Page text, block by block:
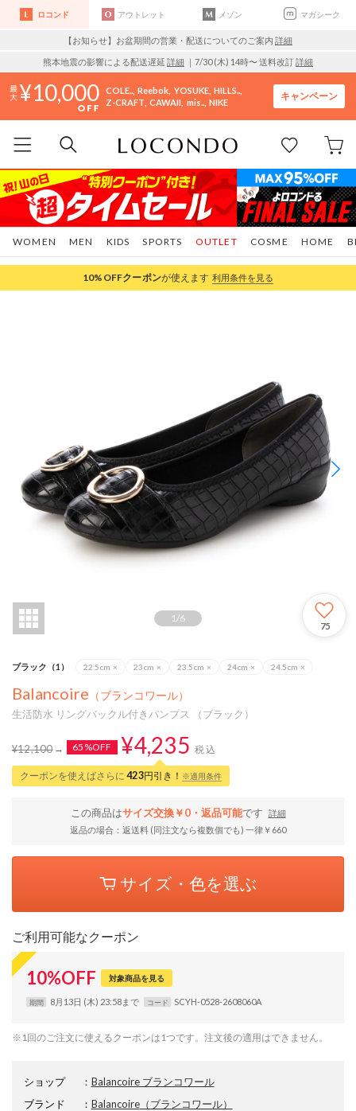
ロコンド アウトレット メゾン マガシーク
【お知らせ】お盆期間の営業・配送についてのご案内 詳細
熊本地震の影響による配送遅延 詳細 ｜7/30 (木) 14時〜 送料改訂詳細
10,000 COLE.. Reebok YOSUKE HILLS..
Z-CRAFT CAWAII mis.. NIKE
キャンペーン
WOMEN MEN KIDS SPORTS COSME HOME
OUTLET
10%OFFクーポンが使えます 利用条件を見る
1 /6
75
ブラック（1） 22.5cm × 23cm × 23.5cm × 24cm × 24.5cm ×
Balancoire （ブランコワール）
生活防水 リングバックル付きパンプス （ブラック）
¥12,100 65%OFF ¥4,235 税込
クーポンを使えばさらに 423円引き！ ※適用条件
この商品はサイズ交換￥0・返品可能です
詳細
返品の場合：返送料 (同注文なら複数個でも) 一律￥660
サイズ・色を選ぶ
ご利用可能なクーポン
10%OFF 対象商品を見る
期間 8月13日 (木) 23:58まで コード SCYH-0528-2608060A
※1回のご注文に使えるクーポンは1つです。注文後の適用はできません。
ショップ ： Balancoire ブランコワール
ブランド
： Balancoire（ブランコワール）